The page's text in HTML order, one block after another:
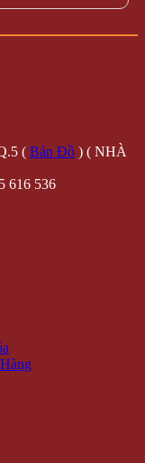
( Bản Đồ ) ( NHÀ
616 536